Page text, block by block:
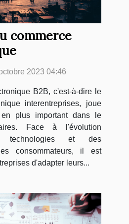
commerce
2023 04:46
B2B, c'est-à-dire le
interentreprises, joue
plus important dans le
Face à l'évolution
technologies et des
consommateurs, il est
d'adapter leurs...